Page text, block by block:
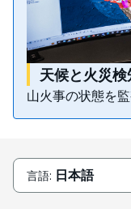
天候と火災検
山火事の状態を
言語: 日本語